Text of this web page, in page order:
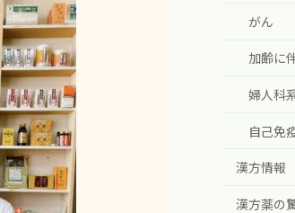
がん
加齢に
婦人科
自己免
漢方情報
漢方薬の